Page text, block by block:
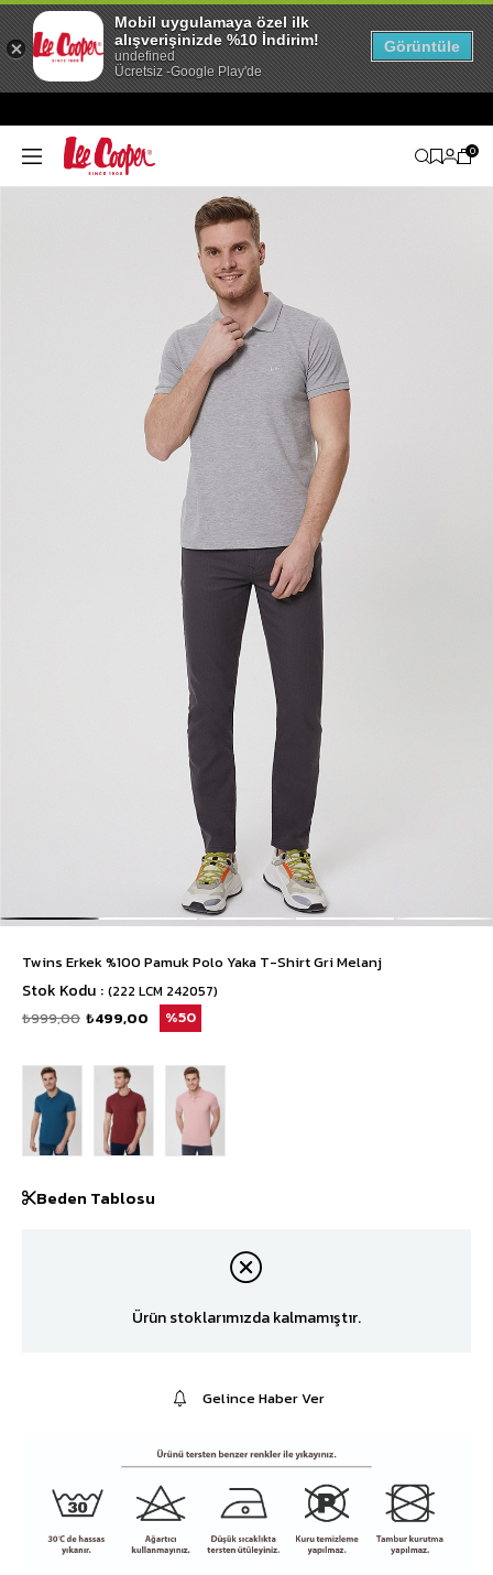
0
Twins Erkek %100 Pamuk Polo Yaka T-Shirt Gri Melanj
Stok Kodu (222 LCM 242057)
₺999,00 ₺499,00 50
Beden Tablosu
Ürün stoklarımızda kalmamıştır.
Gelince Haber Ver
Mobil uygulamaya özel ilk
alışverişinizde %10 İndirim!
undefined
Ücretsiz -Google Play'de
Görüntüle